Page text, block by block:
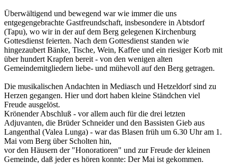
Überwältigend und bewegend war wie immer die uns
entgegengebrachte Gastfreundschaft, insbesondere in Abtsdorf
(Tapu), wo wir in der auf dem Berg gelegenen Kirchenburg
Gottesdienst feierten. Nach dem Gottesdienst standen wie
hingezaubert Bänke, Tische, Wein, Kaffee und ein riesiger Korb mit
über hundert Krapfen bereit - von den wenigen alten
Gemeindemitgliedern liebe- und mühevoll auf den Berg getragen.
Die musikalischen Andachten in Mediasch und Hetzeldorf sind zu
Herzen gegangen. Hier und dort haben kleine Ständchen viel
Freude ausgelöst.
Krönender Abschluß - vor allem auch für die drei letzten
Adjuvanten, die Brüder Schneider und den Bassisten Gieb aus
Langenthal (Valea Lunga) - war das Blasen früh um 6.30 Uhr am 1.
Mai vom Berg über Scholten hin,
vor den Häusern der "Honoratioren" und zur Freude der kleinen
Gemeinde, daß jeder es hören konnte: Der Mai ist gekommen.